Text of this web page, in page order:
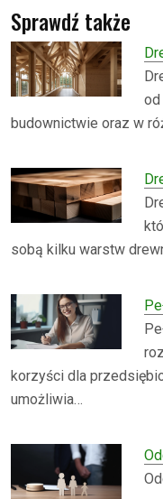
Sprawdź także
budownictwie oraz w
sobą kilku warstw
korzyści dla
umożliwia…